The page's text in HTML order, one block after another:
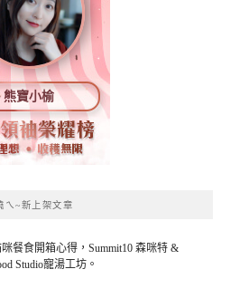
熊寶小榆
ㄟ~新上架文章
餐食開箱心得，Summit10 森咪特 &
Studio寵湯工坊。